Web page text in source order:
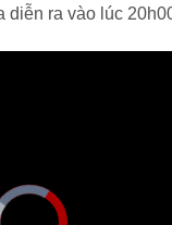
diễn ra vào lúc